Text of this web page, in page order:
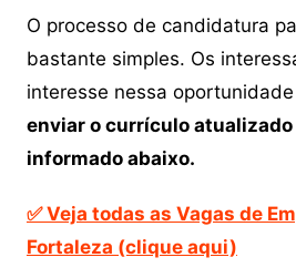
O processo de candidatura
bastante simples. Os
interesse nessa
enviar o currículo atualizado
informado abaixo.
✅ Veja todas as Vagas de
Fortaleza (clique aqui)